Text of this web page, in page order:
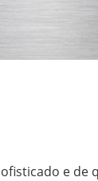
e de